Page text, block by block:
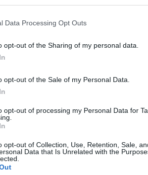
Data Processing Opt Outs
opt-out of the Sharing of my personal data.
opt-out of the Sale of my Personal Data.
opt-out of processing my Personal Data for
opt-out of Collection, Use, Retention, Sale,
Data that Is Unrelated with the
από τη μία μονιμοποίηση στο
τζαζίστριας με δικό της
και η χαρά του είναι
περνώντας από δρόμους, από
Μέχρι που πέφτει σε ένα ανοιχτό
μικρό φωσφοριζέ φάντασμα κι
και μια κινούμενη